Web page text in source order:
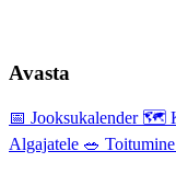
Avasta
📅 Jooksukalender 🗺️
Algajatele 🥗 Toitumine